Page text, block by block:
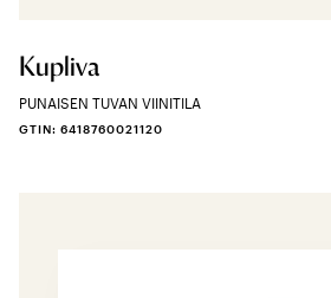
Kupliva
PUNAISEN TUVAN VIINITILA
GTIN: 6418760021120